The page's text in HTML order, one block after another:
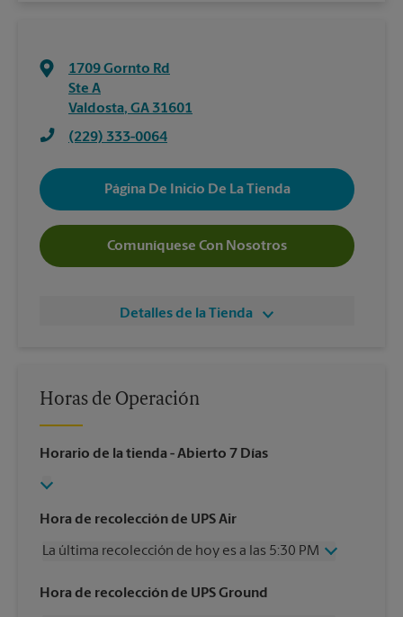
1709 Gornto Rd
Ste A
Valdosta, GA 31601
(229) 333-0064
Página De Inicio De La Tienda
Comuníquese Con Nosotros
Detalles de la Tienda
Horas de Operación
Horario de la tienda - Abierto 7 Días
Hora de recolección de UPS Air
La última recolección de hoy es a las 5:30 PM
Miércoles
5:30 PM
Hora de recolección de UPS Ground